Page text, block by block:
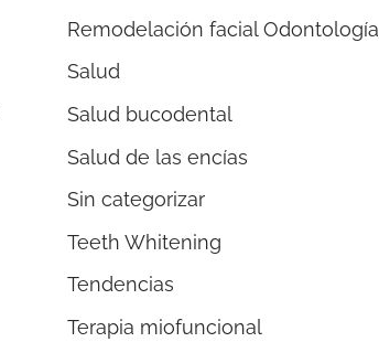
Remodelación facial Odontología
Salud
Salud bucodental
Salud de las encías
Sin categorizar
Teeth Whitening
Tendencias
Terapia miofuncional